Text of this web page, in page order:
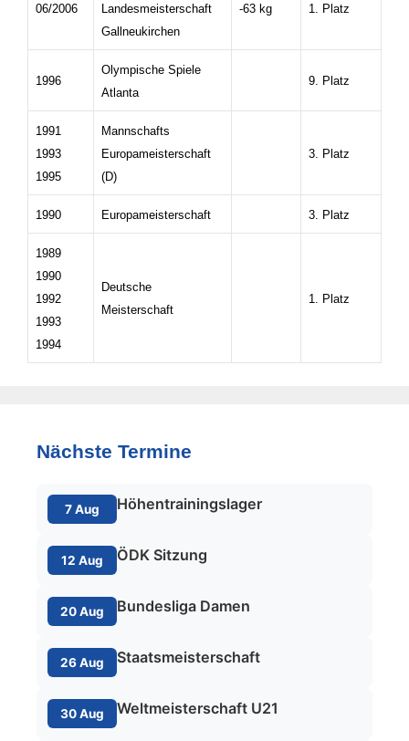
06/2006
Landesmeisterschaft
Gallneukirchen
-63 kg 1. Platz
1996
Olympische Spiele
Atlanta
9. Platz
1991
1993
1995
Mannschafts
Europameisterschaft
(D)
3. Platz
1990 Europameisterschaft 3. Platz
1989
1990
1992
1993
1994
Deutsche
Meisterschaft
1. Platz
Nächste Termine
7 Aug Höhentrainingslager
12 Aug ÖDK Sitzung
20 Aug Bundesliga Damen
26 Aug Staatsmeisterschaft
30 Aug Weltmeisterschaft U21